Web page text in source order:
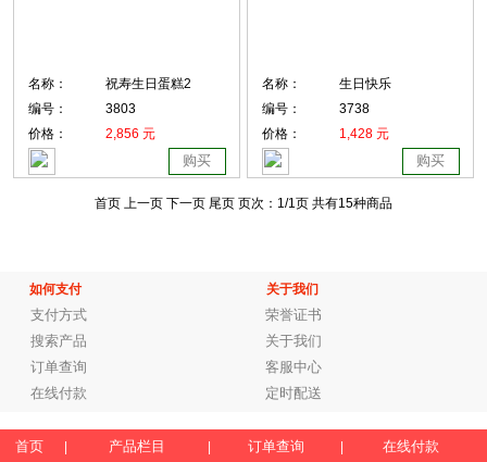
名称：
祝寿生日蛋糕2
编号：
3803
价格：
2,856 元
购买
名称：
生日快乐
编号：
3738
价格：
1,428 元
购买
首页 上一页 下一页 尾页 页次： 1/1页 共有15种商品
如何支付 关于我们
支付方式
荣誉证书
搜索产品
关于我们
订单查询
客服中心
在线付款
定时配送
首页 产品栏目 订单查询 在线付款